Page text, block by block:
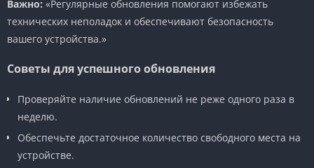
Важно: «Регулярные обновления помогают избежать
технических неполадок и обеспечивают безопасность
вашего устройства.»
Советы для успешного обновления
Проверяйте наличие обновлений не реже одного раза в
неделю.
Обеспечьте достаточное количество свободного места на
устройстве.